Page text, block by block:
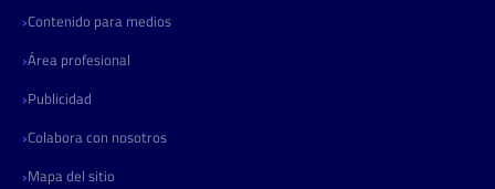
Contenido para medios
Área profesional
Publicidad
Colabora con nosotros
Mapa del sitio